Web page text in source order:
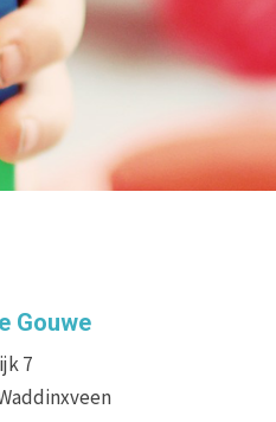
Gouwe
7